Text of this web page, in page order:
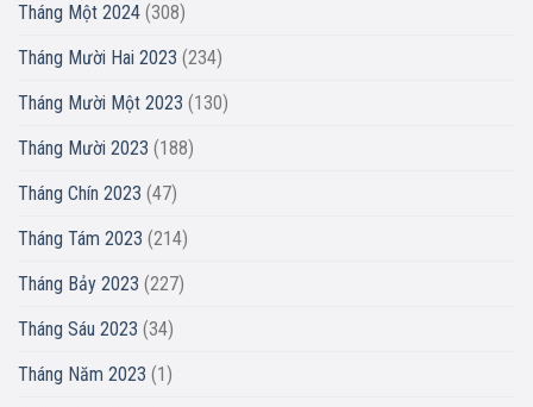
Tháng Một 2024 (308)
Tháng Mười Hai 2023 (234)
Tháng Mười Một 2023 (130)
Tháng Mười 2023 (188)
Tháng Chín 2023 (47)
Tháng Tám 2023 (214)
Tháng Bảy 2023 (227)
Tháng Sáu 2023 (34)
Tháng Năm 2023 (1)